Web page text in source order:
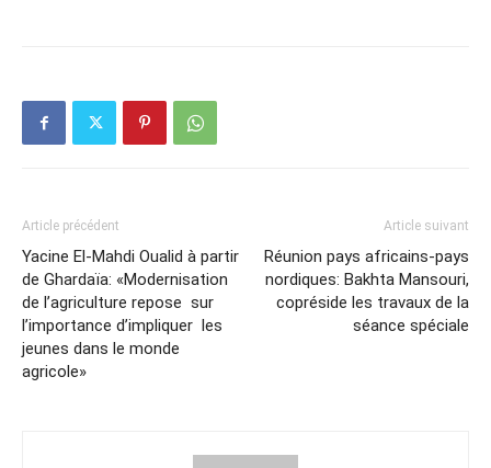
Article précédent
Yacine El-Mahdi Oualid à partir
de Ghardaïa: «Modernisation
de l’agriculture repose sur
l’importance d’impliquer les
jeunes dans le monde
agricole»
Article suivant
Réunion pays africains-pays
nordiques: Bakhta Mansouri,
copréside les travaux de la
séance spéciale